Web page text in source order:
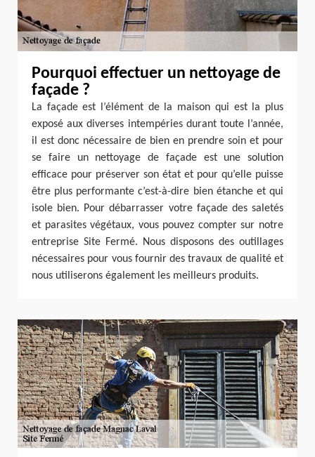
Pourquoi effectuer un nettoyage de
façade ?
La façade est l’élément de la maison qui est la plus
exposé aux diverses intempéries durant toute l’année,
il est donc nécessaire de bien en prendre soin et pour
se faire un nettoyage de façade est une solution
efficace pour préserver son état et pour qu’elle puisse
être plus performante c’est-à-dire bien étanche et qui
isole bien. Pour débarrasser votre façade des saletés
et parasites végétaux, vous pouvez compter sur notre
entreprise Site Fermé. Nous disposons des outillages
nécessaires pour vous fournir des travaux de qualité et
nous utiliserons également les meilleurs produits.